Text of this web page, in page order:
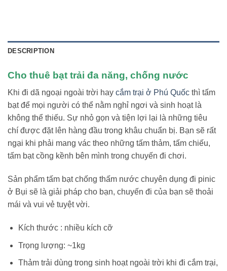
DESCRIPTION
Cho thuê bạt trải đa năng, chống nước
Khi đi dã ngoại ngoài trời hay cắm trại ở Phú Quốc thì tấm
bạt để mọi người có thể nằm nghỉ ngơi và sinh hoạt là
không thể thiếu. Sự nhỏ gọn và tiện lợi lại là những tiêu
chí được đặt lên hàng đầu trong khâu chuẩn bị. Bạn sẽ rất
ngại khi phải mang vác theo những tấm thảm, tấm chiếu,
tấm bạt cồng kềnh bên mình trong chuyến đi chơi.
Sản phẩm tấm bạt chống thấm nước chuyên dụng đi pinic
ở Bụi sẽ là giải pháp cho bạn, chuyến đi của bạn sẽ thoải
mái và vui vẻ tuyệt vời.
Kích thước : nhiều kích cỡ
Trọng lượng: ~1kg
Thảm trải dùng trong sinh hoạt ngoài trời khi đi cắm trại,